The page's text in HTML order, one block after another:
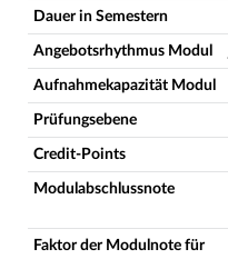
Dauer in Semestern
Angebotsrhythmus Modul
Aufnahmekapazität Modul
Prüfungsebene
Credit-Points
Modulabschlussnote
Faktor der Modulnote für